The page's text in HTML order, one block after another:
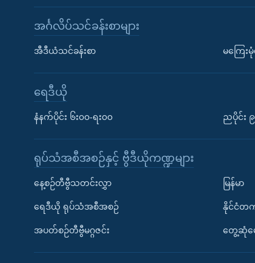
အင်္ဂလိပ်သင်ခန်းစာများ
အီဒီယံသင်ခန်းစာ မကြေး
ရေဒီယို
နံနက်ပိုင်း ၆း၀၀-ရး၀၀ ညပိုင်း ၉
ရုပ်သံအစီအစဉ်နှင့် ဗွီဒီယိုကဏ္ဍများ
နေ့စဉ်တီဗွီသတင်းလွှာ
ရေဒီယို ရုပ်သံအစီအစဉ်
အပတ်စဉ်တီဗွီမဂ္ဂဇင်း
မြန်မာ
နိုင်ငံတ
တွေ့ဆုံမေ